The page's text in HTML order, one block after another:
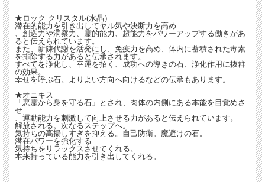
★ロック クリスタル(水晶）
潜在的能力を引き出してヤル気や決断力を高め
、創造力や洞察力、霊的能力、超能力をパワーアップする働きがあ
ると伝えられています。
また、新陳代謝を活発にし、免疫力を高め、体内に蓄積された毒素
を排除する力があると伝承されます。
すべてを浄化し、幸運を招く、成功への導きの石、浄化作用に抜群
の効果。
幸せを呼ぶ石。よりよい方向へ向けるなどの伝承もあります。
★オニキス
「悪霊から身を守る石」とされ、肉体の内側にある本能を目覚めさ
せ
、運動能力を刺激して向上させる力があると伝えられています。
解放される。次なるステップへ。
気持ちの高揚しすぎを抑える。自己防衛。魔避けの石。
潜在パワーを強化する
気持ちをリラックスさせてくれる。
本来持っている能力を引き出してくれる。